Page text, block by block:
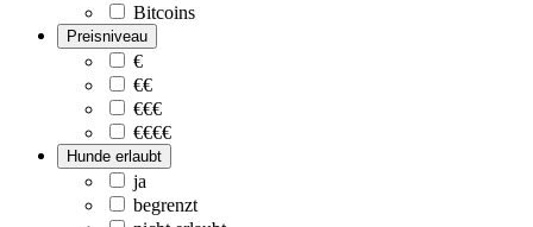
Bitcoins
Preisniveau
€
€€
€€€
€€€€
Hunde erlaubt
ja
begrenzt